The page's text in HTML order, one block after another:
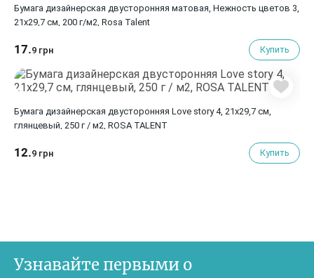
Бумага дизайнерская двусторонняя матовая, Нежность цветов 3,
21х29,7 см, 200 г/м2, Rosa Talent
17.9 грн Купить
Бумага дизайнерская двусторонняя Love story 4, 21х29,7 см,
глянцевый, 250 г / м2, ROSA TALENT
12.9 грн Купить
Узнавайте первыми о